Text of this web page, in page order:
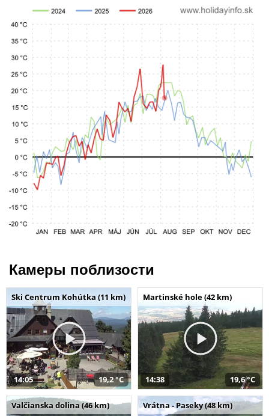
Камеры поблизости
Ski Centrum Kohútka (11 km)
14:05 19,2 °C
Martinské hole (42 km)
14:38 19,6 °C
Valčianska dolina (46 km) Vrátna - Paseky (48 km)